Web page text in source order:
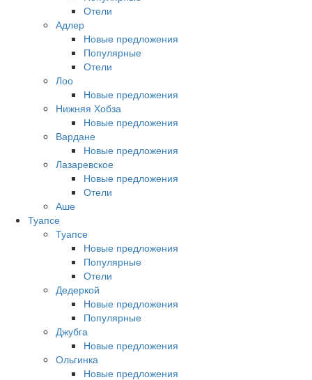
Отели
Адлер
Новые предложения
Популярные
Отели
Лоо
Новые предложения
Нижняя Хобза
Новые предложения
Вардане
Новые предложения
Лазаревское
Новые предложения
Отели
Аше
Туапсе
Туапсе
Новые предложения
Популярные
Отели
Дедеркой
Новые предложения
Популярные
Джубга
Новые предложения
Ольгинка
Новые предложения